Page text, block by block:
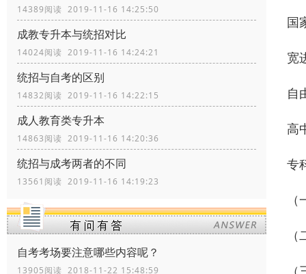
14389阅读 2019-11-16 14:25:50
成教专升本与统招对比
14024阅读 2019-11-16 14:24:21
统招与自考的区别
14832阅读 2019-11-16 14:22:15
成人教育类专升本
14863阅读 2019-11-16 14:20:36
统招与成考两者的不同
13561阅读 2019-11-16 14:19:23
自考考场要注意哪些内容呢？
13905阅读 2018-11-22 15:48:59
国
宽
自
高
专